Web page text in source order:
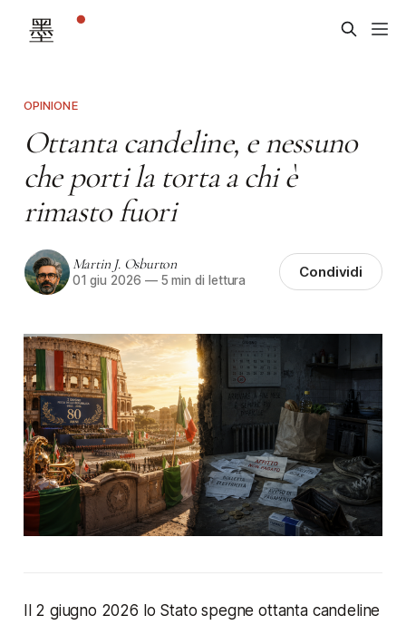
OPINIONE
Ottanta candeline, e nessuno
che porti la torta a chi è
rimasto fuori
Martin J. Osburton
01 giu 2026 —5 min di lettura Condividi
Il 2 giugno 2026 lo Stato spegne ottanta candeline